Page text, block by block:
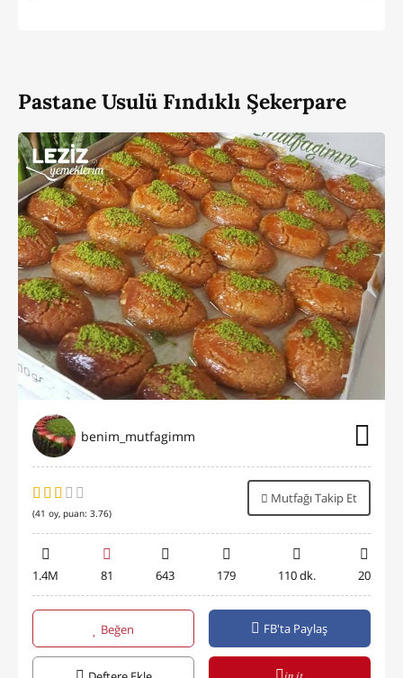
Pastane Usulü Fındıklı Şekerpare
benim_mutfagimm
(41 oy, puan: 3.76)
Mutfağı Takip Et
1.4M 81 643 179 110 dk. 20
Beğen FB'ta Paylaş